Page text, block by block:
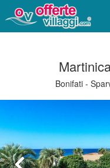
Bonifati -